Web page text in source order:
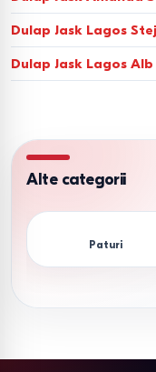
Materiale
(Standard
materialul carcasei.
dulapuri sigure
pantografe (bare
Dulap Jask Lagos
Dulap Jask Lagos Alb
Alte categorii
Paturi